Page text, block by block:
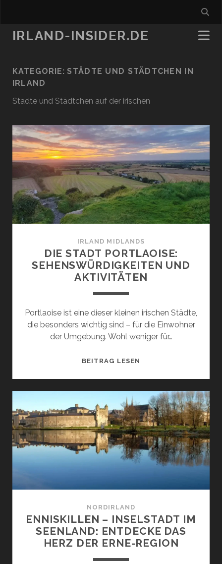
IRLAND-INSIDER.DE
KATEGORIE:STÄDTE UND STÄDTCHEN IN
IRLAND
Städte und Städtchen auf der irischen
IRLAND MIDLANDS
DIE STADT PORTLAOISE:
SEHENSWÜRDIGKEITEN UND
AKTIVITÄTEN
Portlaoise ist eine dieser kleinen irischen Städte,
die besonders wichtig sind – für die Einwohner
der Umgebung. Wohl weniger für…
BEITRAG LESEN
UND
AKTIVITÄTEN
NORDIRLAND
ENNISKILLEN – INSELSTADT IM
SEENLAND: ENTDECKE DAS
HERZ DER ERNE-REGION